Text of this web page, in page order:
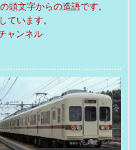
頭文字からの造語です。
ています。
ャンネル